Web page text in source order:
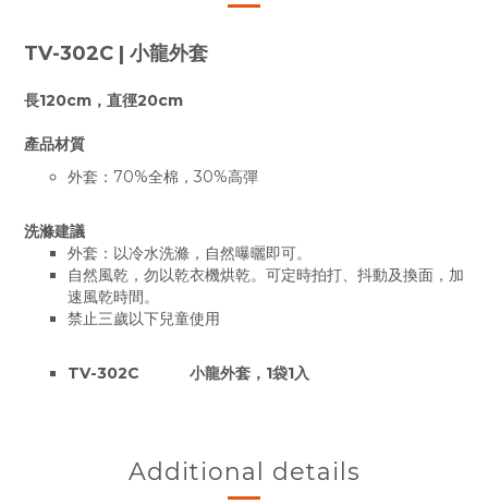
TV-302C | 小龍外套
長120cm，直徑20cm
產品材質
外套：70%全棉，30%高彈
洗滌建議
外套：以冷水洗滌，自然曝曬即可。
自然風乾，勿以乾衣機烘乾。可定時拍打、抖動及換面，加
速風乾時間。
禁止三歲以下兒童使用
TV-302C 小龍外套，1袋1入
Additional details